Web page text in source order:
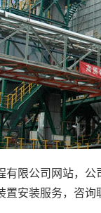
有限公司网站，
安装服务，咨